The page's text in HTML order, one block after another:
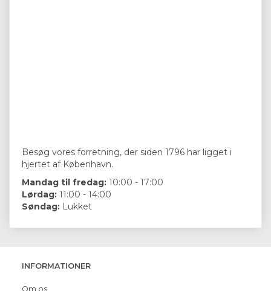
Besøg vores forretning, der siden 1796 har ligget i
hjertet af København.
Mandag til fredag: 10:00 - 17:00
Lørdag: 11:00 - 14:00
Søndag: Lukket
INFORMATIONER
Om os